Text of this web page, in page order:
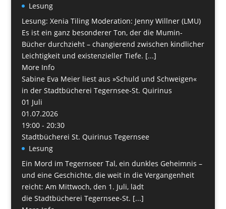
Lesung
Lesung: Xenia Tiling Moderation: Jenny Willner (LMU)
Es ist ein ganz besonderer Ton, der die Mumin-
Bücher durchzieht – changierend zwischen kindlicher
Leichtigkeit und existenzieller Tiefe. [...]
More Info
Sabine Eva Meier liest aus »Schuld und Schweigen«
in der Stadtbücherei Tegernsee-St. Quirinus
01 Juli
01.07.2026
19:00 - 20:30
Stadtbücherei St. Quirinus Tegernsee
Lesung
Ein Mord im Tegernseer Tal, ein dunkles Geheimnis –
und eine Geschichte, die weit in die Vergangenheit
reicht: Am Mittwoch, den 1. Juli, lädt
die Stadtbücherei Tegernsee-St. [...]